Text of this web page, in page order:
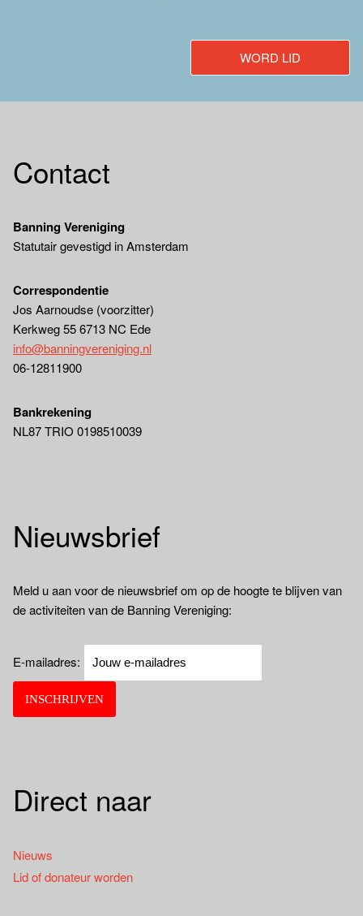
WORD LID
Contact
Banning Vereniging
Statutair gevestigd in Amsterdam
Correspondentie
Jos Aarnoudse (voorzitter)
Kerkweg 55 6713 NC Ede
info@banningvereniging.nl
06-12811900
Bankrekening
NL87 TRIO 0198510039
Nieuwsbrief
Meld u aan voor de nieuwsbrief om op de hoogte te blijven van
de activiteiten van de Banning Vereniging:
E-mailadres:
Direct naar
Nieuws
Lid of donateur worden